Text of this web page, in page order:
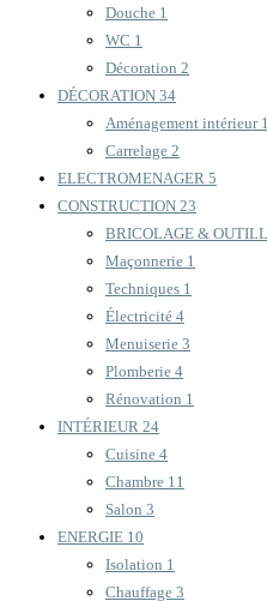
Douche 1
WC 1
Décoration 2
DÉCORATION 34
Aménagement intérieur
Carrelage 2
ELECTROMENAGER 5
CONSTRUCTION 23
BRICOLAGE &
Maçonnerie 1
Techniques 1
Électricité 4
Menuiserie 3
Plomberie 4
Rénovation 1
INTÉRIEUR 24
Cuisine 4
Chambre 11
Salon 3
ENERGIE 10
Isolation 1
Chauffage 3